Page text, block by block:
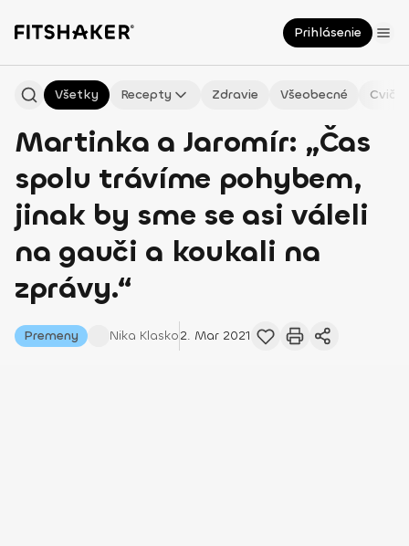
Prihlásenie
Všetky Recepty Zdravie Všeobecné
Martinka a Jaromír: „Čas
spolu trávíme pohybem,
jinak by sme se asi váleli
na gauči a koukali na
zprávy.“
Premeny Nika Klasko2. Mar 2021